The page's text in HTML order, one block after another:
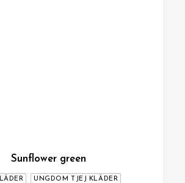
Sunflower green
UNGDOM TJEJ KLÄDER